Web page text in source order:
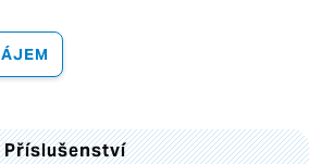
Příslušenství